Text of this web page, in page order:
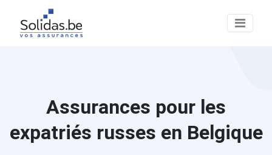
Assurances pour les
expatriés russes en Belgique